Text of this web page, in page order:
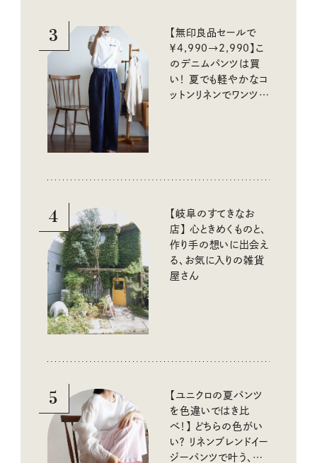
3
【無印良品セールで
￥4,990→2,990】こ
のデニムパンツは買
い！ 夏でも軽やかなコ
ットンリネンでワンツー
4
【岐阜のすてきなお
店】 心ときめくものと、
作り手の想いに出会え
る、お気に入りの雑貨
屋さん
5
【ユニクロの夏パンツ
を色違いではき比
べ！】 どちらの色がい
い？ リネンブレンドイー
ジーパンツで叶う、涼